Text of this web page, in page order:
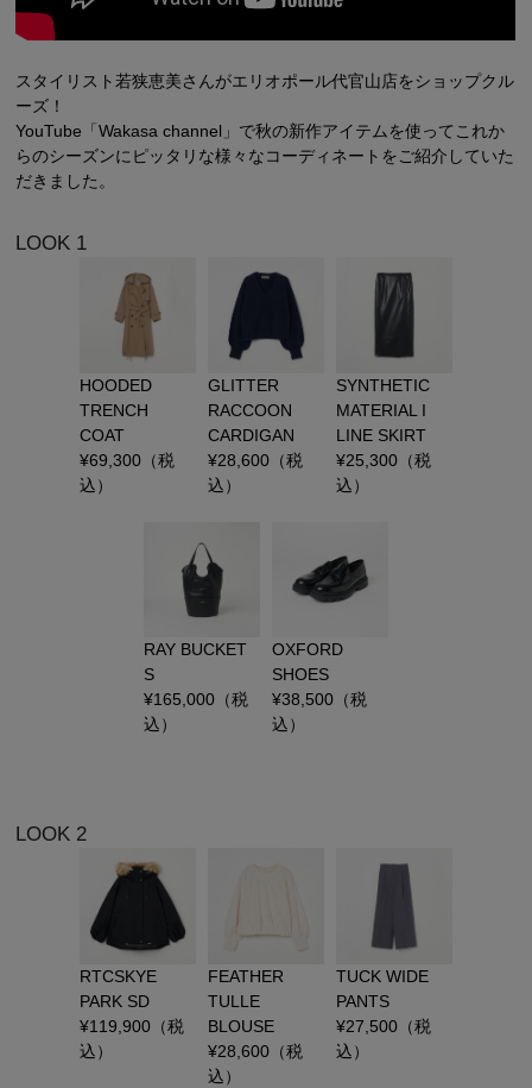
スタイリスト若狭恵美さんがエリオポール代官山店をショップクル
ーズ！
YouTube「Wakasa channel」で秋の新作アイテムを使ってこれか
らのシーズンにピッタリな様々なコーディネートをご紹介していた
だきました。
LOOK 1
HOODED
TRENCH
COAT
¥69,300 （税
込）
GLITTER
RACCOON
CARDIGAN
¥28,600 （税
込）
SYNTHETIC
MATERIAL I
LINE SKIRT
¥25,300（税
込）
RAY BUCKET
S
¥165,000 （税
込）
OXFORD
SHOES
¥38,500（税
込）
LOOK 2
RTCSKYE
PARK SD
¥119,900 （税
込）
FEATHER
TULLE
BLOUSE
¥28,600 （税
込）
TUCK WIDE
PANTS
¥27,500（税
込）